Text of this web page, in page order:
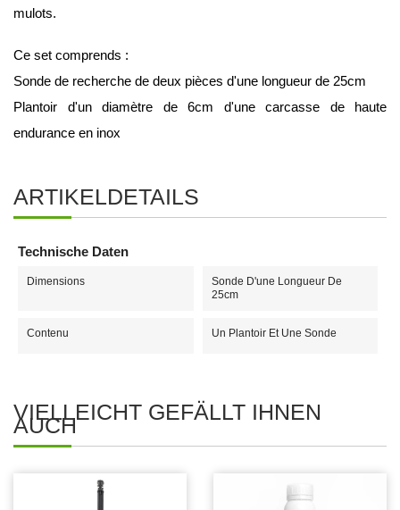
mulots.
Ce set comprends :
Sonde de recherche de deux pièces d'une longueur de 25cm
Plantoir d'un diamètre de 6cm d'une carcasse de haute
endurance en inox
ARTIKELDETAILS
Technische Daten
Dimensions
Sonde D'une Longueur De
25cm
Contenu Un Plantoir Et Une Sonde
VIELLEICHT GEFÄLLT IHNEN
AUCH